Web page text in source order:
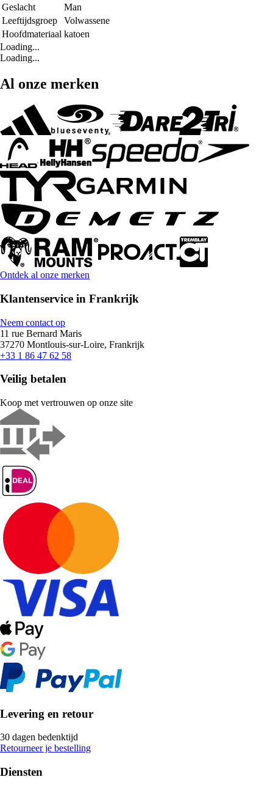
Geslacht
Man
Leeftijdsgroep
Volwassene
Hoofdmateriaal katoen
Loading...
Loading...
Al onze merken
Ontdek al onze merken
Klantenservice in Frankrijk
Neem contact op
11 rue Bernard Maris
37270 Montlouis-sur-Loire, Frankrijk
+33 1 86 47 62 58
Veilig betalen
Koop met vertrouwen op onze site
Levering en retour
30 dagen bedenktijd
Retourneer je bestelling
Diensten